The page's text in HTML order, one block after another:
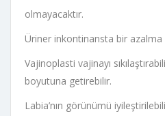
olmayacaktır.
Üriner inkontinansta bir azalma
Vajinoplasti vajinayı
boyutuna getirebilir.
Labia’nın görünümü